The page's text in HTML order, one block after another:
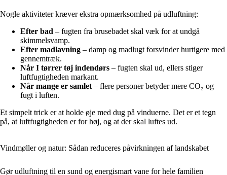
Nogle aktiviteter kræver ekstra opmærksomhed på udluftning:
Efter bad – fugten fra brusebadet skal væk for at undgå
skimmelsvamp.
Efter madlavning – damp og madlugt forsvinder hurtigere med
gennemtræk.
Når I tørrer tøj indendørs – fugten skal ud, ellers stiger
luftfugtigheden markant.
Når mange er samlet – flere personer betyder mere CO₂ og
fugt i luften.
Et simpelt trick er at holde øje med dug på vinduerne. Det er et tegn
på, at luftfugtigheden er for høj, og at der skal luftes ud.
Vindmøller og natur: Sådan reduceres påvirkningen af landskabet
Gør udluftning til en sund og energismart vane for hele familien